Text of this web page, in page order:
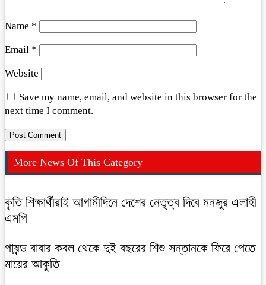
Name *
Email *
Website
Save my name, email, and website in this browser for the
next time I comment.
More News Of This Category
কৃতি শিক্ষার্থীরাই আগামীদিনে দেশের নেতৃত্ব দিবে মনজুর এলাহী
এমপি
পাষন্ড বাবার কবল থেকে দুই বছরের শিশু সন্তানকে ফিরে পেতে
মায়ের আকুতি